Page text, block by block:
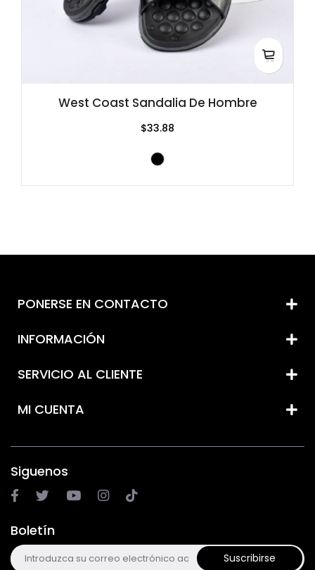
West Coast Sandalia De Hombre
$33.88
PONERSE EN CONTACTO
INFORMACIÓN
SERVICIO AL CLIENTE
MI CUENTA
Siguenos
Boletín
Suscribirse